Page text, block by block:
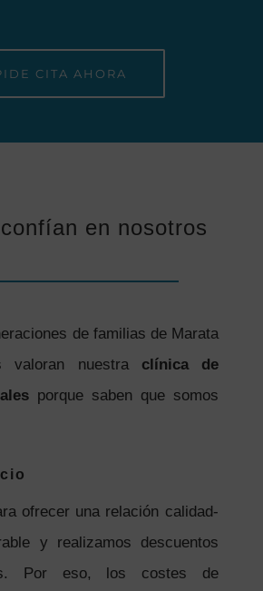
CITA AHORA
en nosotros
de familias de Marata
valoran nuestra clínica de
porque saben que somos
ofrecer una relación calidad-
y realizamos descuentos
Por eso, los costes de